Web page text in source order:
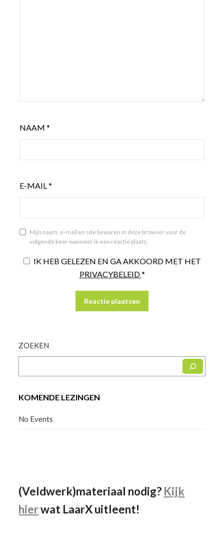
NAAM *
E-MAIL *
Mijn naam, e-mail en site bewaren in deze browser voor de
volgende keer wanneer ik een reactie plaats.
IK HEB GELEZEN EN GA AKKOORD MET HET
PRIVACYBELEID*
ZOEKEN
KOMENDE LEZINGEN
No Events
(Veldwerk)materiaal nodig? Kijk
hierwat LaarX uitleent!